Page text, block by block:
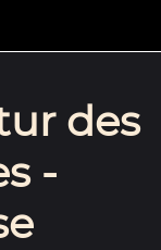
des
-